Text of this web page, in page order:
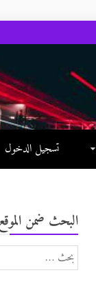
تسجيل الدخول
البحث ضمن
البحث
عن: